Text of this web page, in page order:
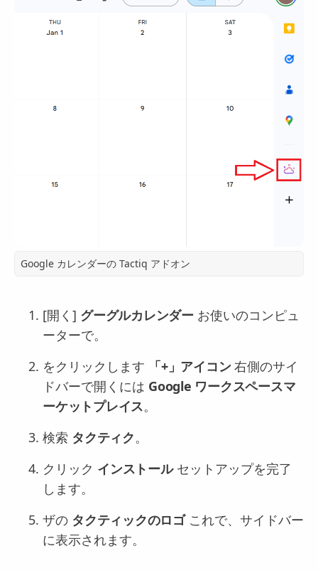
Google カレンダーの Tactiq アドオン
[開く] グーグルカレンダーお使いのコンピュ
ーターで。
をクリックします
「+」アイコン右側のサイ
ドバーで開くには Google ワークスペースマ
ーケットプレイス。
検索 タクティク。
クリック インストールセットアップを完了
します。
ザの タクティックのロゴこれで、サイドバー
に表示されます。